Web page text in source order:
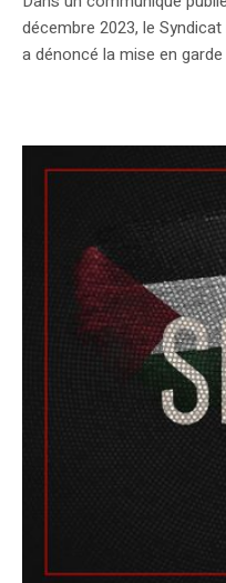
décembre 2023, le
a dénoncé la mise en